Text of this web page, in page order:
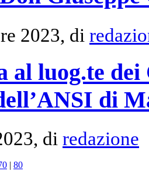
2023, di
al luog.te dei
di
di redazione
| 80